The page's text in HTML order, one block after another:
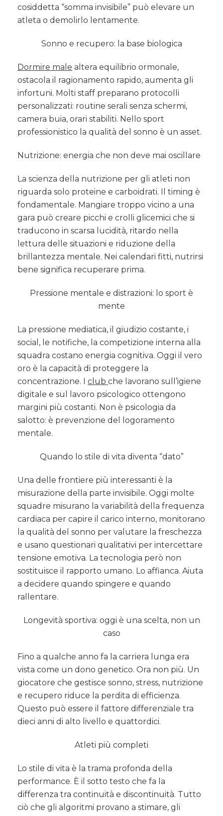
cosiddetta “somma invisibile” può elevare un
atleta o demolirlo lentamente.
Sonno e recupero: la base biologica
Dormire male altera equilibrio ormonale,
ostacola il ragionamento rapido, aumenta gli
infortuni. Molti staff preparano protocolli
personalizzati: routine serali senza schermi,
camera buia, orari stabiliti. Nello sport
professionistico la qualità del sonno è un asset.
Nutrizione: energia che non deve mai oscillare
La scienza della nutrizione per gli atleti non
riguarda solo proteine e carboidrati. Il timing è
fondamentale. Mangiare troppo vicino a una
gara può creare picchi e crolli glicemici che si
traducono in scarsa lucidità, ritardo nella
lettura delle situazioni e riduzione della
brillantezza mentale. Nei calendari fitti, nutrirsi
bene significa recuperare prima.
Pressione mentale e distrazioni: lo sport è
mente
La pressione mediatica, il giudizio costante, i
social, le notifiche, la competizione interna alla
squadra costano energia cognitiva. Oggi il vero
oro è la capacità di proteggere la
concentrazione. I club che lavorano sull’igiene
digitale e sul lavoro psicologico ottengono
margini più costanti. Non è psicologia da
salotto: è prevenzione del logoramento
mentale.
Quando lo stile di vita diventa “dato”
Una delle frontiere più interessanti è la
misurazione della parte invisibile. Oggi molte
squadre misurano la variabilità della frequenza
cardiaca per capire il carico interno, monitorano
la qualità del sonno per valutare la freschezza
e usano questionari qualitativi per intercettare
tensione emotiva. La tecnologia però non
sostituisce il rapporto umano. Lo affianca. Aiuta
a decidere quando spingere e quando
rallentare.
Longevità sportiva: oggi è una scelta, non un
caso
Fino a qualche anno fa la carriera lunga era
vista come un dono genetico. Ora non più. Un
giocatore che gestisce sonno, stress, nutrizione
e recupero riduce la perdita di efficienza.
Questo può essere il fattore differenziale tra
dieci anni di alto livello e quattordici.
Atleti più completi
Lo stile di vita è la trama profonda della
performance. È il sotto testo che fa la
differenza tra continuità e discontinuità. Tutto
ciò che gli algoritmi provano a stimare, gli